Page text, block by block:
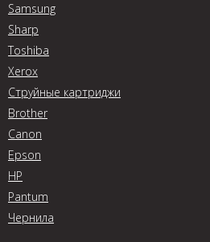
Samsung
Sharp
Toshiba
Xerox
Струйные картриджи
Brother
Canon
Epson
HP
Pantum
Чернила